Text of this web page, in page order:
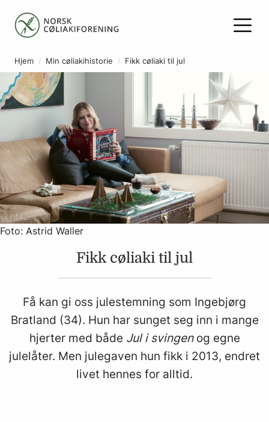
Hjem Min cøliakihistorie Fikk cøliaki til jul
Foto: Astrid Waller
Fikk cøliaki til jul
Få kan gi oss julestemning som Ingebjørg
Bratland (34). Hun har sunget seg inn i mange
hjerter med både Jul i svingenog egne
julelåter. Men julegaven hun fikk i 2013, endret
livet hennes for alltid.